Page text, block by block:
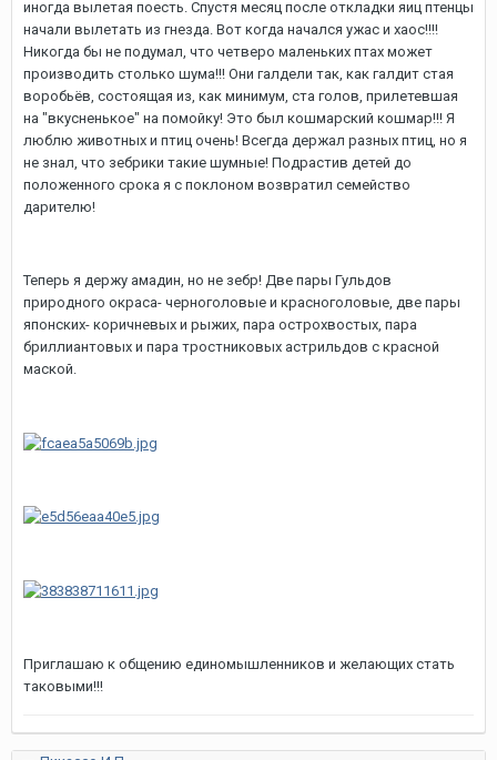
иногда вылетая поесть. Спустя месяц после откладки яиц птенцы
начали вылетать из гнезда. Вот когда начался ужас и хаос!!!!
Никогда бы не подумал, что четверо маленьких птах может
производить столько шума!!! Они галдели так, как галдит стая
воробьёв, состоящая из, как минимум, ста голов, прилетевшая
на "вкусненькое" на помойку! Это был кошмарский кошмар!!! Я
люблю животных и птиц очень! Всегда держал разных птиц, но я
не знал, что зебрики такие шумные! Подрастив детей до
положенного срока я с поклоном возвратил семейство
дарителю!
Теперь я держу амадин, но не зебр! Две пары Гульдов
природного окраса- черноголовые и красноголовые, две пары
японских- коричневых и рыжих, пара острохвостых, пара
бриллиантовых и пара тростниковых астрильдов с красной
маской.
Приглашаю к общению единомышленников и желающих стать
таковыми!!!